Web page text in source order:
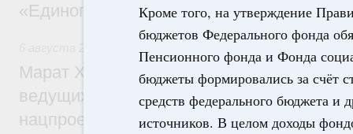
Кроме того, на утверждение
бюджетов Федерального фонда
Пенсионного фонда и Фонда
бюджеты формировались за счёт
средств федерального бюджета и
источников. В целом доходы
«Единого заказчика»
Марат Хуснуллин: Порядка 200
ведущих к спортивным объектам,
нацпроекту «Инфраструктура для